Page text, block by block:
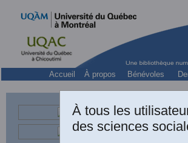
Accueil À propos Bénévoles
À tous les
des sciences